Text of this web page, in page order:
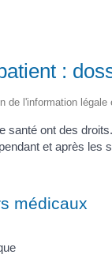
:
de l'information
santé ont des
et après les
médicaux